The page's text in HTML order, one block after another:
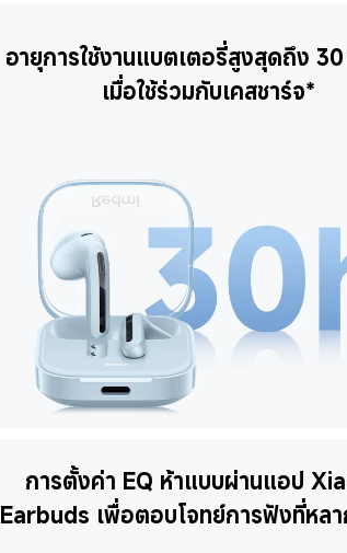
อายุการใช้งานแบตเตอรี่สูงสุดถึง 30
เมื่อใช้ร่วมกับเคสชาร์จ*
การตั้งค่า EQ ห้าแบบผ่านแอป
Earbuds เพื่อตอบโจทย์การฟังที่หล